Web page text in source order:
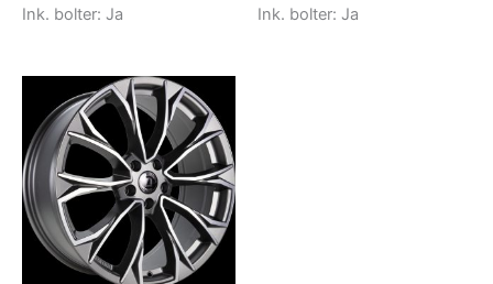
Ink. bolter: Ja
Ink. bolter: Ja